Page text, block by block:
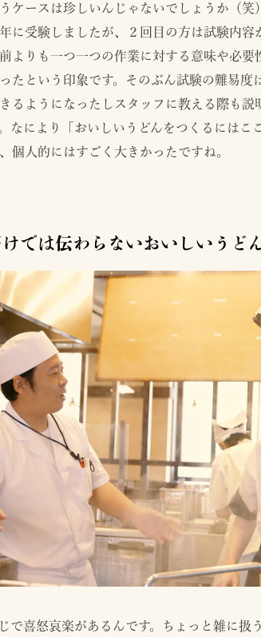
ケースは珍しいんじゃないでしょうか（笑
に受験しましたが、２回目の方は試験内
よりも一つ一つの作業に対する意味や必
たという印象です。そのぶん試験の難易度
るようになったしスタッフに教える際も
なにより「おいしいうどんをつくるにはこ
個人的にはすごく大きかったですね。
では伝わらないおいしいうど
で喜怒哀楽があるんです。ちょっと雑に扱